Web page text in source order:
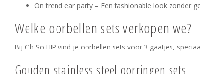
On trend ear party – Een fashionable look zonder
Welke oorbellen sets verkopen we?
Bij Oh So HIP vind je oorbellen sets voor 3 gaatjes,
Gouden stainless steel oorringen sets